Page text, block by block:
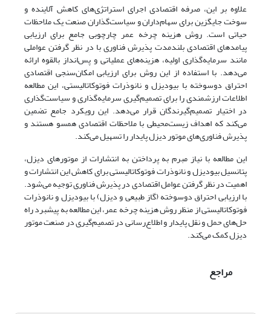
علاوه بر این، صرفه اقتصادی اجرای استراتژی‌های کاهش آلاینده و
سوخت جایگزین برای سهام‌داران و سیاست‌گذاران صنعت یک ملاحظات
حیاتی است. روش هزینه چرخه عمر چارچوبی جامع برای ارزیابی
پیامدهای اقتصادی بلندمدت پذیرش فناوری با در نظر گرفتن عواملی
مانند سرمایه‌گذاری اولیه، هزینه‌های عملیاتی و پس‌انداز بالقوه ارائه
می‌دهد. با استفاده از این روش برای ارزیابی امکان‌سنجی اقتصادی
احتراق دوسوخته با بیودیزل و نانوذرات فوتوکاتالیستی، این مطالعه
اطلاعات ارزشمندی را برای تصمیم‌گیری سرمایه‌گذاری و سیاست‌گذاری
در اختیار تصمیم‌گیرندگان قرار می‌دهد. این رویکرد جامع تضمین
می‌کند که اهداف زیست‌محیطی با ملاحظات اقتصادی همسو هستند و
پذیرش فناوری‌های موتور دیزل پایدار را تسهیل می‌کند.
این مطالعه با نیاز مبرم به پرداختن به انتشارات از موتورهای دیزل،
پتانسیل بیودیزل و نانوذرات فوتوکاتالیستی برای کاهش این انتشارات و
اهمیت در نظر گرفتن عوامل اقتصادی در پذیرش فناوری توجیه می‌شود.
با ارزیابی احتراق دوسوخته (گاز طبیعی و دیزل) با بیودیزل و نانوذرات
فوتوکاتالیستی از منظر روش هزینه چرخه عمر، این مطالعه به پیشبرد راه
حل‌های حمل و نقل پایدار و اطلاع‌رسانی در تصمیم‌گیری در صنعت موتور
دیزل کمک می‌کند.
مراجع